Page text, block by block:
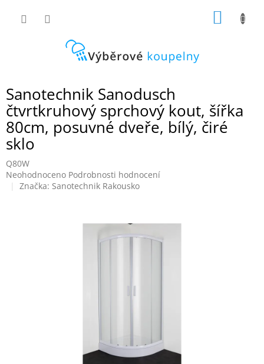
Sanotechnik Sanodusch
čtvrtkruhový sprchový kout, šířka
80cm, posuvné dveře, bílý, čiré
sklo
Q80W
Průměrné
hodnocení
Neohodnoceno Podrobnosti hodnocení
Značka: Sanotechnik Rakousko